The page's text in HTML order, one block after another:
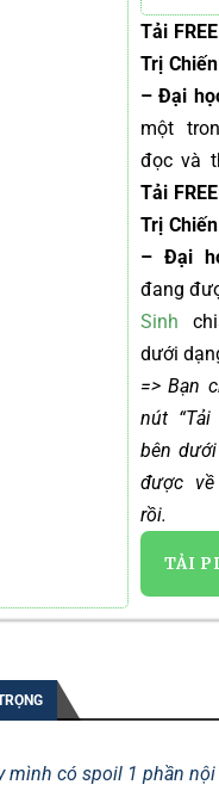
Tải
Trị
– Đại
một
đọc và
Tải
Trị
– Đại
đang
Sinh
dưới
=> Bạn
nút
bên
được
rồi.
TẢI
mình có spoil 1 phần